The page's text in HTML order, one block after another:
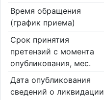
Время обращения
(график приема)
Срок принятия
претензий с момента
опубликования, мес.
Дата опубликования
сведений о ликвидации